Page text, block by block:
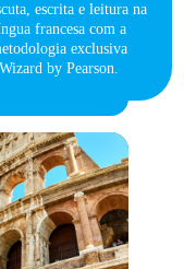
escrita e leitura na
francesa com a
exclusiva
Wizard by Pearson.